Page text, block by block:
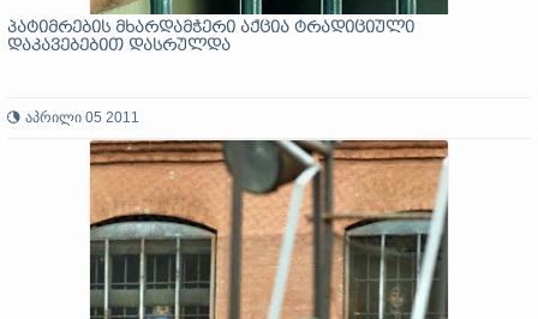
პატიმრების მხარდამჭერი აქცია ტრადიციული
დაკავებებით დასრულდა
აპრილი 05 2011